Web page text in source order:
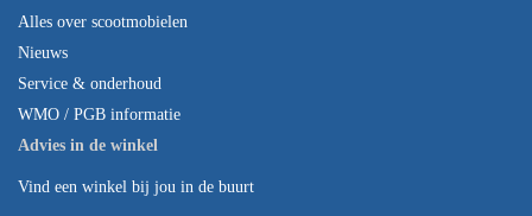
Alles over scootmobielen
Nieuws
Service & onderhoud
WMO / PGB informatie
Advies in de winkel
Vind een winkel bij jou in de buurt